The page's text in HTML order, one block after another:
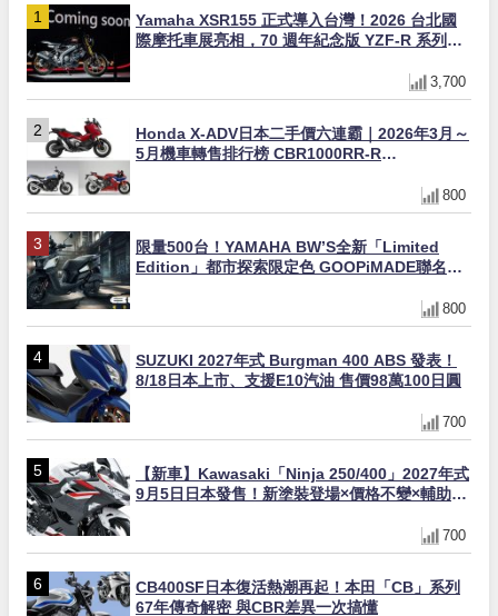
Yamaha XSR155 正式導入台灣！2026 台北國
際摩托車展亮相，70 週年紀念版 YZF-R 系列限
3,700
Honda X-ADV日本二手價六連霸｜2026年3月～
5月機車轉售排行榜 CBR1000RR-R
800
限量500台！YAMAHA BW’S全新「Limited
Edition」都市探索限定色 GOOPiMADE聯名包
800
SUZUKI 2027年式 Burgman 400 ABS 發表！
8/18日本上市、支援E10汽油 售價98萬100日圓
700
【新車】Kawasaki「Ninja 250/400」2027年式
9月5日日本發售！新塗裝登場×價格不變×輔助滑
700
CB400SF日本復活熱潮再起！本田「CB」系列
67年傳奇解密 與CBR差異一次搞懂